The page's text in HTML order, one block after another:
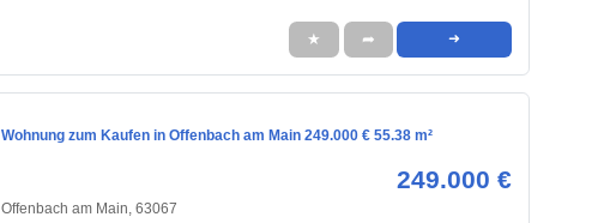
★ ➦ ➜
Wohnung zum Kaufen in Offenbach am Main 249.000 € 55.38 m²
249.000 €
Offenbach am Main, 63067